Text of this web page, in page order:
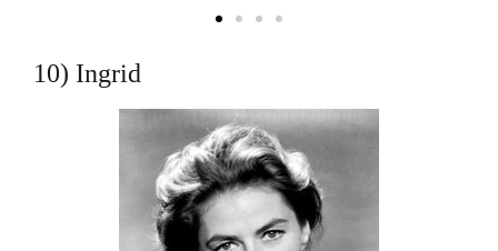
10) Ingrid